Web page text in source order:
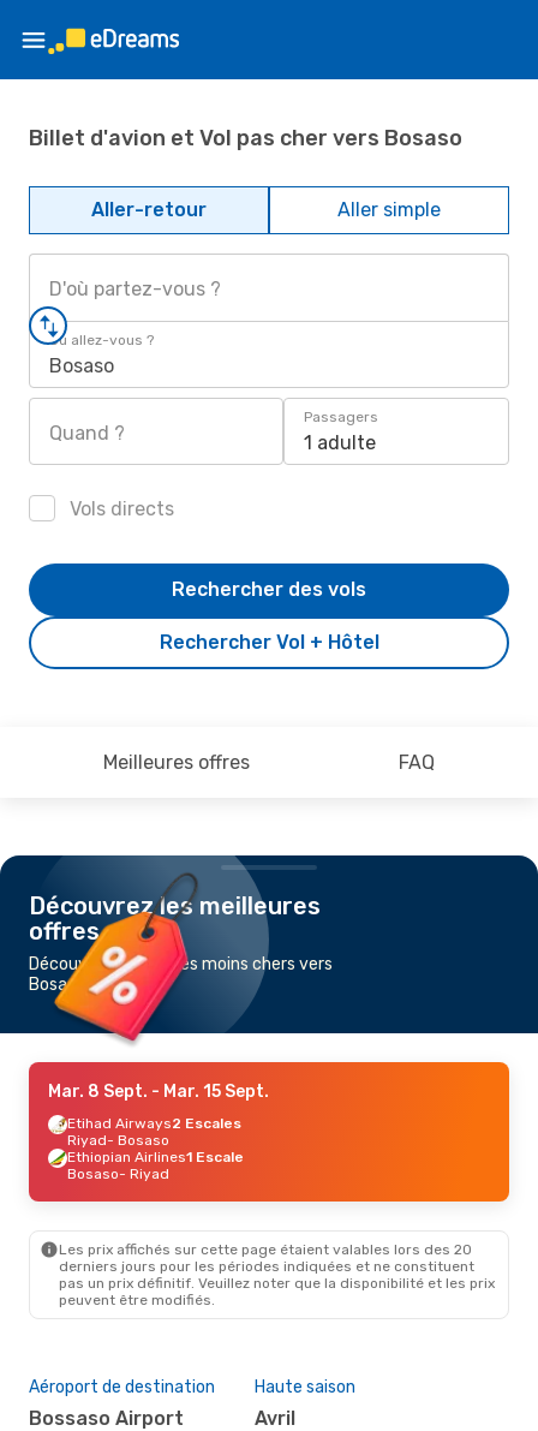
Billet d'avion et Vol pas cher vers Bosaso
Aller-retour Aller simple
D'où partez-vous ?
Où allez-vous ?
Bosaso
Quand ?
Passagers
1 adulte
Vols directs
Rechercher Vol + Hôtel
Rechercher des vols
Meilleures offres FAQ
Découvrez les meilleures
offres
Découvrez les vols les moins chers vers
Bosaso
Mar. 8 Sept. - Mar. 15 Sept.
Etihad Airways2 Escales
Riyad- Bosaso
Ethiopian Airlines1 Escale
Bosaso- Riyad
Les prix affichés sur cette page étaient valables lors des 20
derniers jours pour les périodes indiquées et ne constituent
pas un prix définitif. Veuillez noter que la disponibilité et les prix
peuvent être modifiés.
Aéroport de destination
Bossaso Airport
Haute saison
avril